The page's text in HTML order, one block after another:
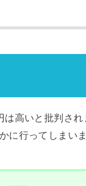
高いと批判さ
に行ってしまいま